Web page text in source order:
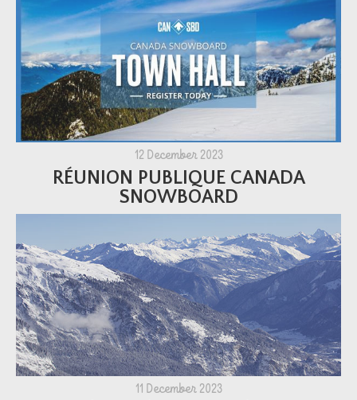
12 December 2023
RÉUNION PUBLIQUE CANADA
SNOWBOARD
11 December 2023